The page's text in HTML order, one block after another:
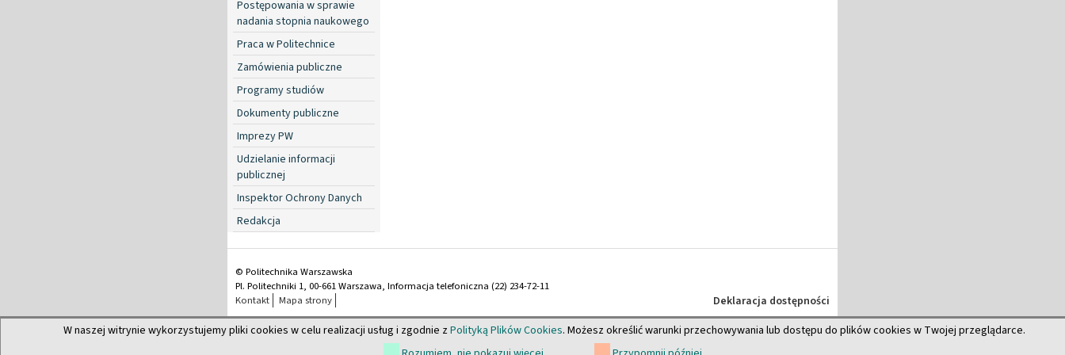
W naszej witrynie wykorzystujemy pliki cookies w celu realizacji usług i zgodnie zPolityką Plików Cookies. Możesz określić warunki przechowywania lub dostępu do plików cookies w Twojej przeglądarce.
Postępowania w sprawie
nadania stopnia naukowego
Praca w Politechnice
Zamówienia publiczne
Programy studiów
Dokumenty publiczne
Imprezy PW
Udzielanie informacji
publicznej
Inspektor Ochrony Danych
Redakcja
© Politechnika Warszawska
Pl. Politechniki 1, 00-661 Warszawa, Informacja telefoniczna (22) 234-72-11
Kontakt
Mapa strony Deklaracja dostępności